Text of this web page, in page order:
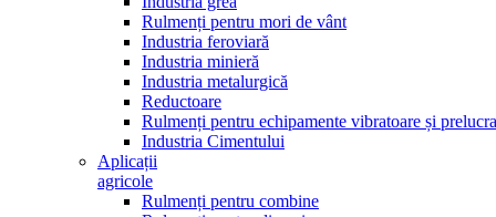
Rulmenți pentru mori de vânt
Industria feroviară
Industria minieră
Industria metalurgică
Reductoare
Rulmenți pentru echipamente vibratoare și
Industria Cimentului
Aplicații
agricole
Rulmenți pentru combine